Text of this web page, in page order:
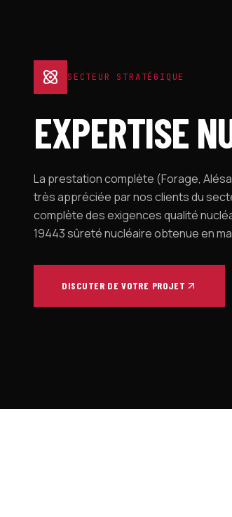
SECTEUR STRATÉGIQUE
EXPERTISE
La prestation complète (Forage,
très appréciée par nos clients du
complète des exigences qualité
19443 sûreté nucléaire obtenue en
DISCUTER DE VOTRE PROJET